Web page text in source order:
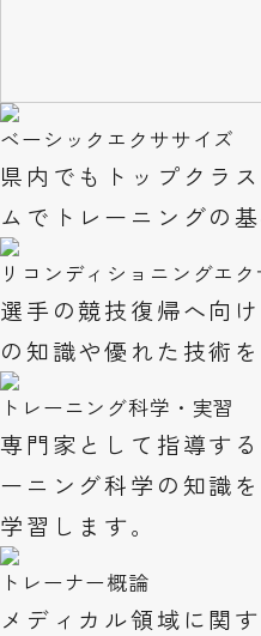
ベーシックエクササイズ
県内でもトップクラ
ムでトレーニングの
リコンディショニングエ
選手の競技復帰へ向
の知識や優れた技術を
トレーニング科学・実習
専門家として指導す
ーニング科学の知識
学習します。
トレーナー概論
メディカル領域に関